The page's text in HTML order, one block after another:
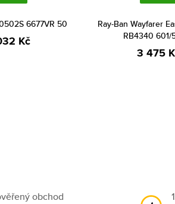
6677VR 50
Kč
Ray-Ban Wayfarer
RB4340 601/
3 475
obchod